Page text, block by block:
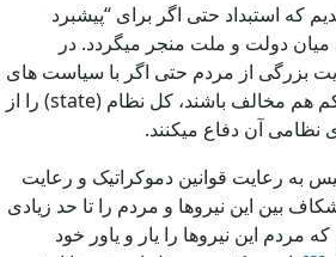
که استبداد حتی اگر برای “پیشبرد
دولت و ملت منجر میگردد. در
بزرگی از مردم حتی اگر با سیاست های
دولت (government) حاکم هم مخالف باشند، کل نظام (state) را از
نظامی آن دفاع میکنند.
به رعایت قوانین دموکراتیک و رعایت
بین این نیروها و مردم را تا حد زیادی
این نیروها را یار و یاور خود